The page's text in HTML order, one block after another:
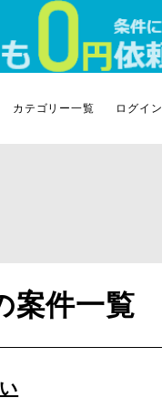
カテゴリー一覧 ログイン
案件一覧